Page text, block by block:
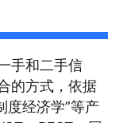
手和二手信
的方式，依据
度经济学”等产